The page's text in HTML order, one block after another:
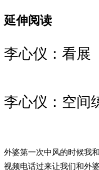
延伸阅读
李心仪：看展
李心仪：空间
外婆第一次中风的时候我
视频电话过来让我们和外